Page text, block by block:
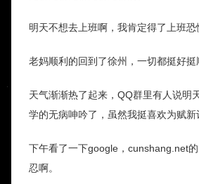
明天不想去上班啊，我肯定得了上班
老妈顺利的回到了徐州，一切都挺好
天气渐渐热了起来，QQ群里有人说明
学的无病呻吟了，虽然我挺喜欢为赋新
下午看了一下google，cunshang.net
忍啊。